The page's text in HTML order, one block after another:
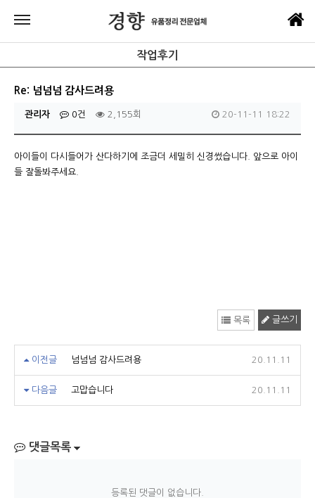
작업후기
Re: 넘넘넘 감사드려용
관리자 0건 2,155회 20-11-11 18:22
아이들이 다시들어가 산다하기에 조금더 세밀히 신경썼습니다. 앞으로 아이
들 잘돌봐주세요.
목록 글쓰기
이전글 넘넘넘 감사드려용 20.11.11
다음글 고맙습니다 20.11.11
댓글목록
등록된 댓글이 없습니다.